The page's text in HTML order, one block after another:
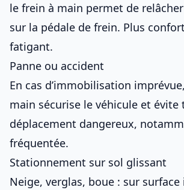
le frein à main permet de
sur la pédale de frein. Plus
fatigant.
Panne ou accident
En cas d’immobilisation
main sécurise le véhicule et évite
déplacement dangereux,
fréquentée.
Stationnement sur sol glissant
Neige, verglas, boue : sur